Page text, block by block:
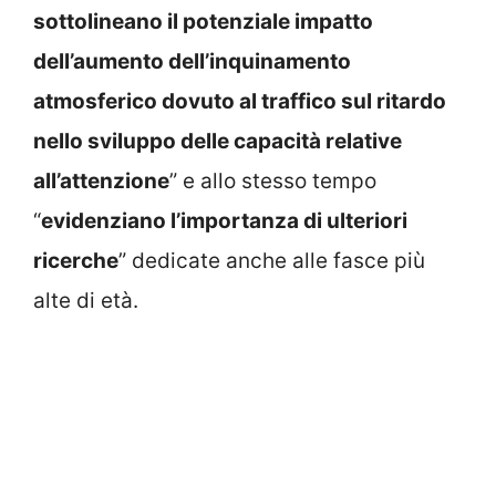
sottolineano il potenziale impatto
dell’aumento dell’inquinamento
atmosferico dovuto al traffico sul ritardo
nello sviluppo delle capacità relative
all’attenzione” e allo stesso tempo
“evidenziano l’importanza di ulteriori
ricerche” dedicate anche alle fasce più
alte di età.